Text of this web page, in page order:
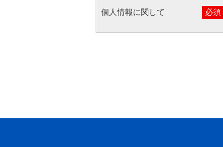
個人情報に関して 必須